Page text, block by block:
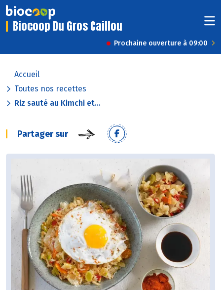
Biocoop Du Gros Caillou
Prochaine ouverture à 09:00
Accueil
Toutes nos recettes
Riz sauté au Kimchi et...
Partager sur